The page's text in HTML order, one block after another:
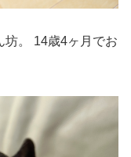
坊。 14歳4ヶ月でお